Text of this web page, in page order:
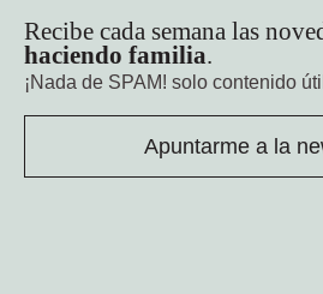
Recibe cada semana las
haciendo familia.
¡Nada de SPAM! solo contenido
Apuntarme a la